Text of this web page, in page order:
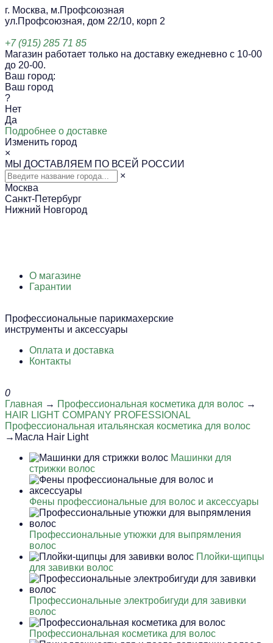
г. Москва, м.Профсоюзная
ул.Профсоюзная, дом 22/10, корп 2
+7 (915) 285 71 85
Магазин работает только на доставку ежедневно с 10-00
до 20-00.
Ваш город:
Ваш город
?
Нет
Да
Подробнее о доставке
Изменить город
×
МЫ ДОСТАВЛЯЕМ ПО ВСЕЙ РОССИИ
×
Москва
Санкт-Петербург
Нижний Новгород
О магазине
Гарантии
Профессиональные парикмахерские
инструменты и аксессуары
Оплата и доставка
Контакты
0
Главная → Профессиональная косметика для волос →
HAIR LIGHT COMPANY PROFESSIONAL
Профессиональная итальянская косметика для волос
→Масла Hair Light
Машинки для
стрижки волос
Фены профессиональные для волос и аксессуары
Профессиональные утюжки для выпрямления
волос
Плойки-щипцы
для завивки волос
Профессиональные электробигуди для завивки
волос
Профессиональная косметика для волос